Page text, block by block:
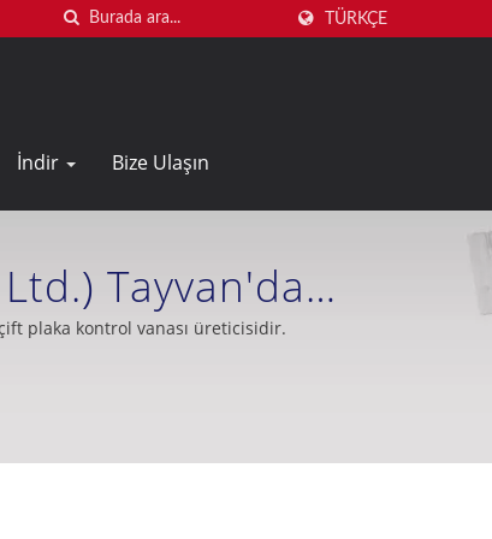
TÜRKÇE
İndir Bize Ulaşın
Tayvan'da
plaka kontrol vanası üreticisidir.